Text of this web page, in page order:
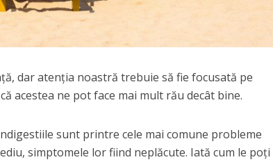
dar atenţia noastră trebuie să fie focusată pe
acestea ne pot face mai mult rău decât bine.
sunt printre cele mai comune probleme
simptomele lor fiind neplăcute. Iată cum le poţi